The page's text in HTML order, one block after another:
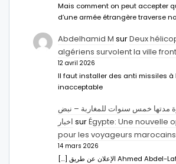
Mais comment on peut accepter
d’une armée étrangère traverse
Abdelhamid M surDeux
algériens survolent la ville
12 avril 2026
Il faut installer des anti missiles à
inacceptable
مدتها خمس سنوات للمغاربة – نبض
اخبار surÉgypte: Une nouvelle
pour les voyageurs marocains
14 mars 2026
[…] الإعلان عن طريق Ahmed Abdel-Latifسفير مصر بالرباط.